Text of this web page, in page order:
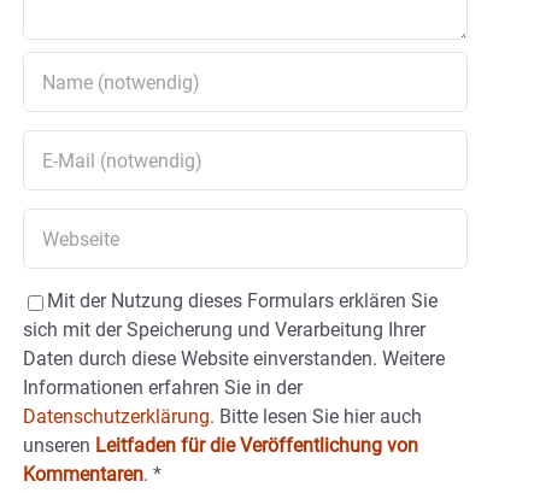
Mit der Nutzung dieses Formulars erklären Sie
sich mit der Speicherung und Verarbeitung Ihrer
Daten durch diese Website einverstanden. Weitere
Informationen erfahren Sie in der
Datenschutzerklärung. Bitte lesen Sie hier auch
unseren Leitfaden für die Veröffentlichung von
Kommentaren. *